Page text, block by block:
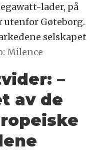
lader, på
utenfor Gøteborg.
selskapet
Milence
–
av de